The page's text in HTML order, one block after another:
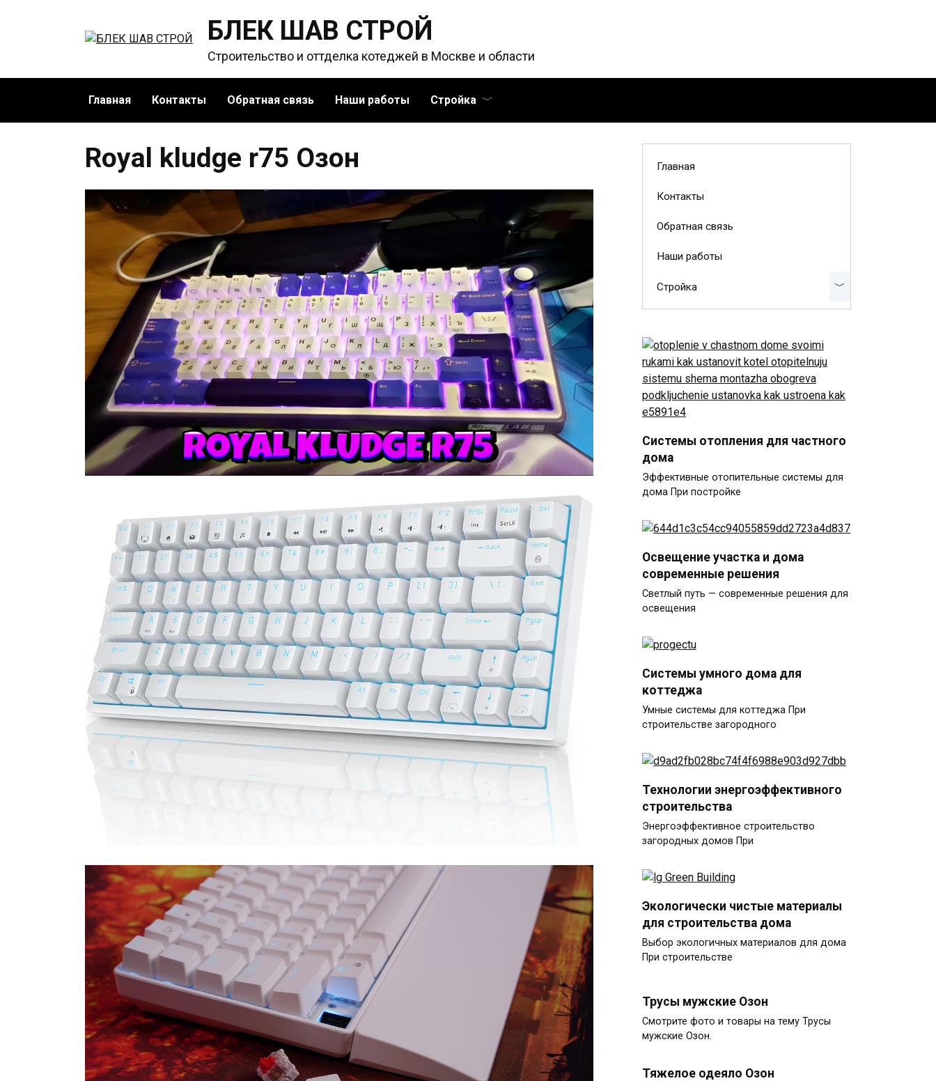
БЛЕК ШАВ СТРОЙ
Строительство и оттделка котеджей в Москве и области
Главная Контакты Обратная связь Наши работы Стройка
Royal kludge r75 Озон Главная
Контакты
Обратная связь
Наши работы
Стройка
Системы отопления для частного
дома
Эффективные отопительные системы для
дома При постройке
Освещение участка и дома
современные решения
Светлый путь — современные решения для
освещения
Системы умного дома для
коттеджа
Умные системы для коттеджа При
строительстве загородного
Технологии энергоэффективного
строительства
Энергоэффективное строительство
загородных домов При
Экологически чистые материалы
для строительства дома
Выбор экологичных материалов для дома
При строительстве
Трусы мужские Озон
Смотрите фото и товары на тему Трусы
мужские Озон.
Тяжелое одеяло Озон